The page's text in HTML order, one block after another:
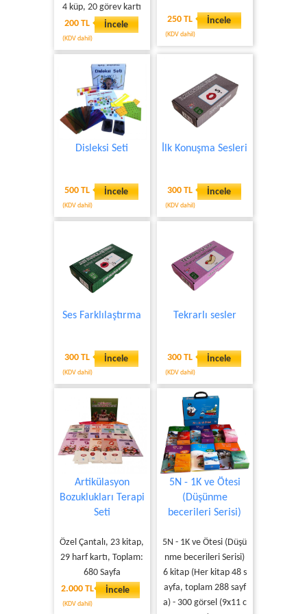
4 küp, 20 görev kartı
200 TL
(KDV dahil)
İncele
250 TL
(KDV dahil)
İncele
Disleksi Seti
500 TL
(KDV dahil)
İncele
İlk Konuşma Sesleri
300 TL
(KDV dahil)
İncele
Ses Farklılaştırma
300 TL
(KDV dahil)
İncele
Tekrarlı sesler
300 TL
(KDV dahil)
İncele
Artikülasyon
Bozuklukları Terapi
Seti
Özel Çantalı, 23 kitap,
29 harf kartı, Toplam:
680 Sayfa
2.000 TL
(KDV dahil)
İncele
5N - 1K ve Ötesi
(Düşünme
becerileri Serisi)
5N - 1K ve Ötesi (Düşü
nme becerileri Serisi)
6 kitap (Her kitap 48 s
ayfa, toplam 288 sayf
a) - 300 görsel (9x11 c